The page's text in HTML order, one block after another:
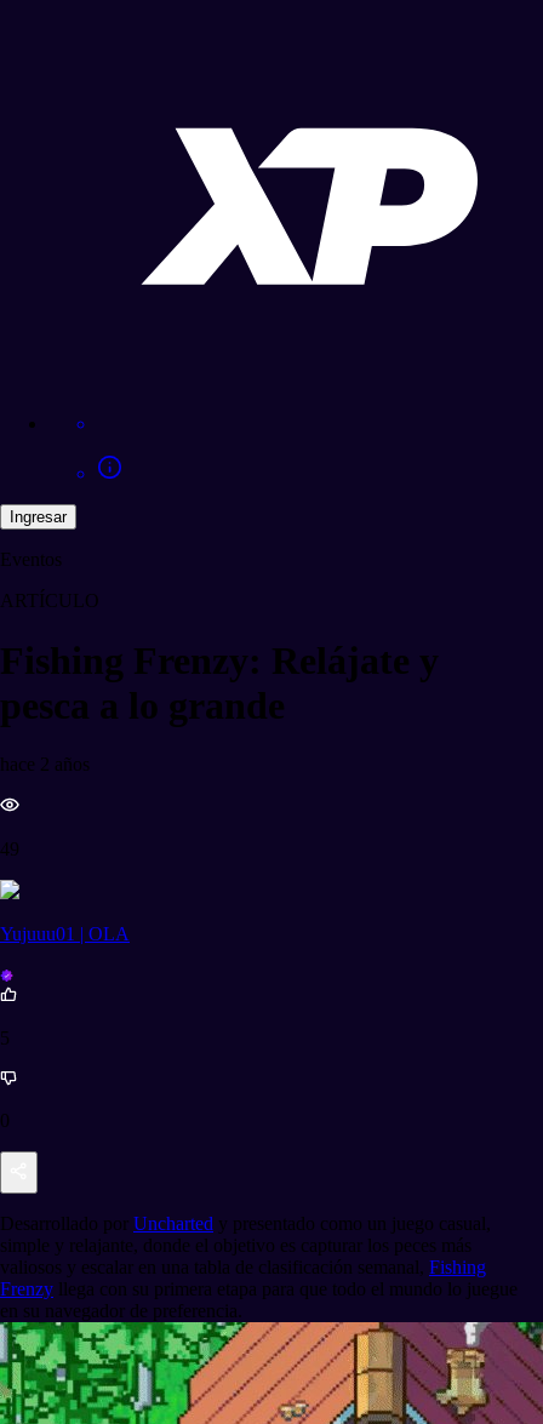
Ingresar
Eventos
ARTÍCULO
Fishing Frenzy: Relájate y
pesca a lo grande
hace 2 años
49
Yujuuu01 | OLA
5
0
Desarrollado por Uncharted y presentado como un juego casual,
simple y relajante, donde el objetivo es capturar los peces más
valiosos y escalar en una tabla de clasificación semanal, Fishing
Frenzy llega con su primera etapa para que todo el mundo lo juegue
en su navegador de preferencia.